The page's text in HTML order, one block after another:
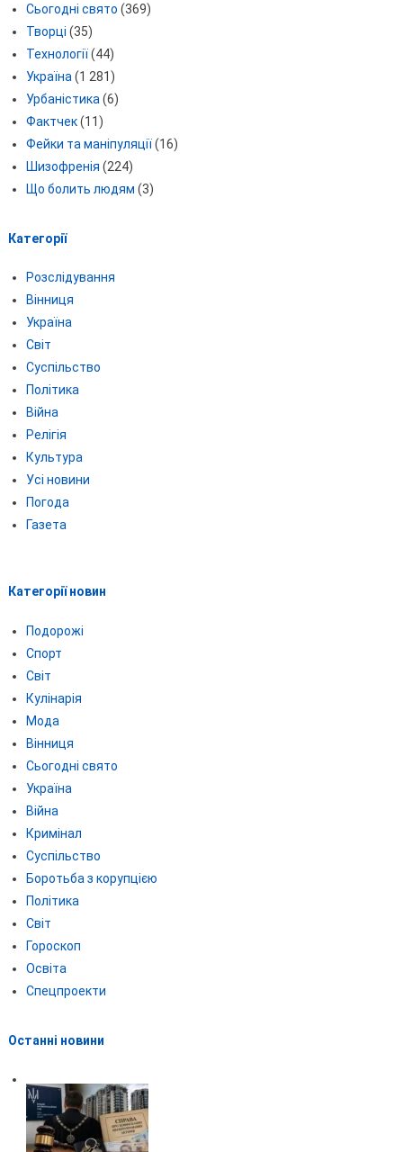
Сьогодні свято (369)
Творці (35)
Технології(44)
Україна (1 281)
Урбаністика (6)
Фактчек(11)
Фейки та маніпуляції(16)
Шизофренія (224)
Що болить людям (3)
Категорії
Розслідування
Вінниця
Україна
Світ
Суспільство
Політика
Війна
Релігія
Культура
Усі новини
Погода
Газета
Категорії новин
Подорожі
Спорт
Світ
Кулінарія
Мода
Вінниця
Сьогодні свято
Україна
Війна
Кримінал
Суспільство
Боротьба з корупцією
Політика
Світ
Гороскоп
Освіта
Спецпроекти
Останні новини